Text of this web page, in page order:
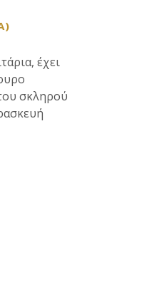
έχει
σκληρού